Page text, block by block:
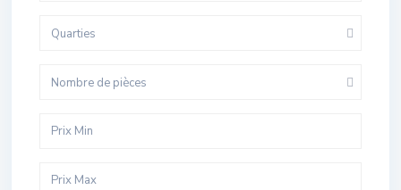
Quarties
Nombre de pièces